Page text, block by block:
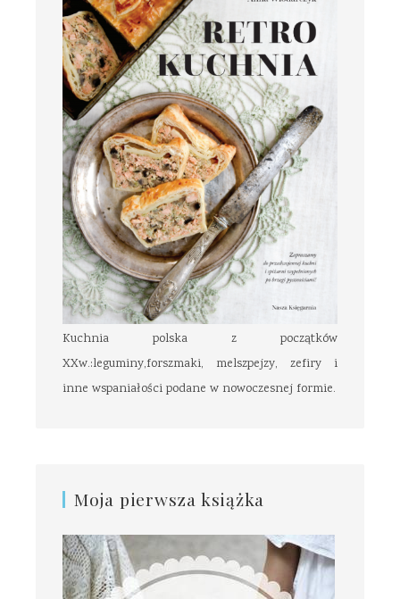
Kuchnia polska z początków
XXw.:leguminy,forszmaki, melszpejzy, zefiry i
inne wspaniałości podane w nowoczesnej formie.
Moja pierwsza książka